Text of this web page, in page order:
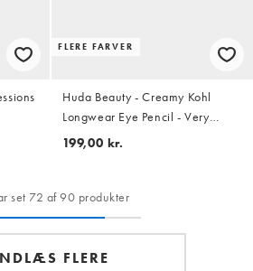
FLERE FARVER
Huda Beauty - Creamy Kohl
Longwear Eye Pencil - Very
Brown
199,00 kr.
set 72 af 90 produkter
FLERE